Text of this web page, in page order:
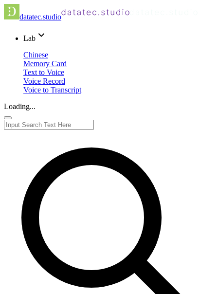
datatec.studio
Lab
Chinese
Memory Card
Text to Voice
Voice Record
Voice to Transcript
Loading...